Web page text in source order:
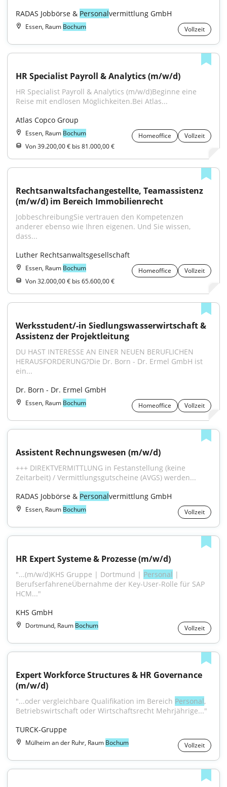
RADAS Jobbörse & Personalvermittlung GmbH
Essen, Raum Bochum Vollzeit
HR Specialist Payroll & Analytics (m/w/d)
HR Specialist Payroll & Analytics (m/w/d)Beginne eine
Reise mit endlosen Möglichkeiten.Bei Atlas...
Atlas Copco Group
Essen, Raum Bochum Homeoffice
Vollzeit
Von 39.200,00 € bis 81.000,00 €
Rechtsanwaltsfachangestellte, Teamassistenz
(m/w/d) im Bereich Immobilienrecht
JobbeschreibungSie vertrauen den Kompetenzen
anderer ebenso wie Ihren eigenen. Und Sie wissen,
dass...
Luther Rechtsanwaltsgesellschaft
Essen, Raum Bochum Homeoffice
Vollzeit
Von 32.000,00 € bis 65.600,00 €
Werksstudent/-in Siedlungswasserwirtschaft &
Assistenz der Projektleitung
DU HAST INTERESSE AN EINER NEUEN BERUFLICHEN
HERAUSFORDERUNG?Die Dr. Born - Dr. Ermel GmbH ist
ein...
Dr. Born - Dr. Ermel GmbH
Essen, Raum Bochum Homeoffice Vollzeit
Assistent Rechnungswesen (m/w/d)
+++ DIREKTVERMITTLUNG in Festanstellung (keine
Zeitarbeit) / Vermittlungsgutscheine (AVGS) werden...
RADAS Jobbörse & Personalvermittlung GmbH
Essen, Raum Bochum Vollzeit
HR Expert Systeme & Prozesse (m/w/d)
"...(m/w/d)KHS Gruppe | Dortmund | Personal |
BerufserfahreneÜbernahme der Key-User-Rolle für SAP
HCM..."
KHS GmbH
Dortmund, Raum Bochum Vollzeit
Expert Workforce Structures & HR Governance
(m/w/d)
"...oder vergleichbare Qualifikation im Bereich Personal,
Betriebswirtschaft oder Wirtschaftsrecht Mehrjährige..."
TURCK-Gruppe
Mülheim an der Ruhr, Raum Bochum Vollzeit